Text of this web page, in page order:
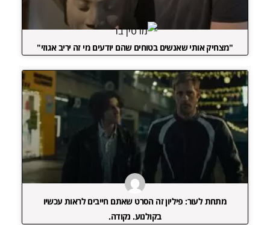
"מצחיק אותי שאנשים בטוחים שהם יודעים מי זה יריב אגוזי"
מתחת לעור: פיליון זה הסרט שאתם חייבים לראות עכשיו
בקולנוע. נקודה.